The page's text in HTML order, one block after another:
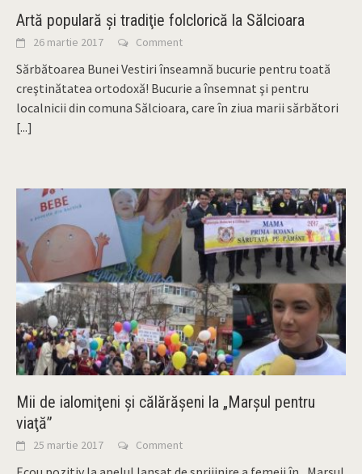
Artă populară şi tradiţie folclorică la Sălcioara
26 martie 2017 Comment
Sărbătoarea Bunei Vestiri înseamnă bucurie pentru toată
creştinătatea ortodoxă! Bucurie a însemnat şi pentru
localnicii din comuna Sălcioara, care în ziua marii sărbători
[...]
Mii de ialomiţeni şi călărăşeni la „Marşul pentru
viaţă”
25 martie 2017 Comment